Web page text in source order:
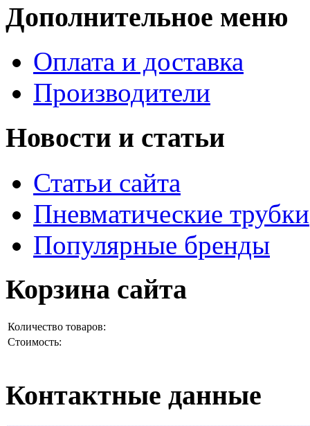
Дополнительное меню
Оплата и доставка
Производители
Новости и статьи
Статьи сайта
Пневматические трубки
Популярные бренды
Корзина сайта
Количество товаров:
Стоимость:
Контактные данные